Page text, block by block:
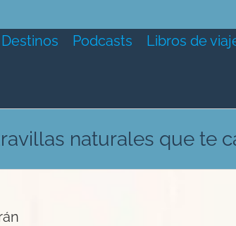
Destinos Podcasts Libros de
naturales que te